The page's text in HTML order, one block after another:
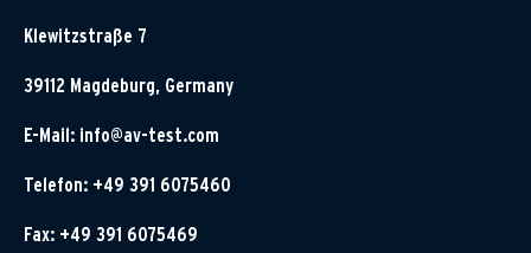
Klewitzstraße 7
39112 Magdeburg, Germany
E-Mail: info@av-test.com
Telefon: +49 391 6075460
Fax: +49 391 6075469